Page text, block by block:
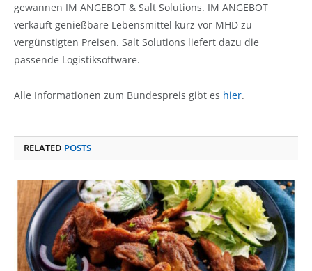
gewannen IM ANGEBOT & Salt Solutions. IM ANGEBOT
verkauft genießbare Lebensmittel kurz vor MHD zu
vergünstigten Preisen. Salt Solutions liefert dazu die
passende Logistiksoftware.
Alle Informationen zum Bundespreis gibt es hier.
RELATED POSTS